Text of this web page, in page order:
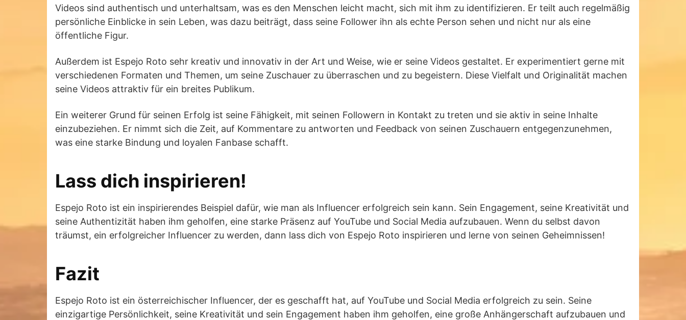
Videos sind authentisch und unterhaltsam, was es den Menschen leicht macht, sich mit ihm zu identifizieren. Er teilt auch regelmäßig
persönliche Einblicke in sein Leben, was dazu beiträgt, dass seine Follower ihn als echte Person sehen und nicht nur als eine
öffentliche Figur.
Außerdem ist Espejo Roto sehr kreativ und innovativ in der Art und Weise, wie er seine Videos gestaltet. Er experimentiert gerne mit
verschiedenen Formaten und Themen, um seine Zuschauer zu überraschen und zu begeistern. Diese Vielfalt und Originalität machen
seine Videos attraktiv für ein breites Publikum.
Ein weiterer Grund für seinen Erfolg ist seine Fähigkeit, mit seinen Followern in Kontakt zu treten und sie aktiv in seine Inhalte
einzubeziehen. Er nimmt sich die Zeit, auf Kommentare zu antworten und Feedback von seinen Zuschauern entgegenzunehmen,
was eine starke Bindung und loyalen Fanbase schafft.
Lass dich inspirieren!
Espejo Roto ist ein inspirierendes Beispiel dafür, wie man als Influencer erfolgreich sein kann. Sein Engagement, seine Kreativität und
seine Authentizität haben ihm geholfen, eine starke Präsenz auf YouTube und Social Media aufzubauen. Wenn du selbst davon
träumst, ein erfolgreicher Influencer zu werden, dann lass dich von Espejo Roto inspirieren und lerne von seinen Geheimnissen!
Fazit
Espejo Roto ist ein österreichischer Influencer, der es geschafft hat, auf YouTube und Social Media erfolgreich zu sein. Seine
einzigartige Persönlichkeit, seine Kreativität und sein Engagement haben ihm geholfen, eine große Anhängerschaft aufzubauen und